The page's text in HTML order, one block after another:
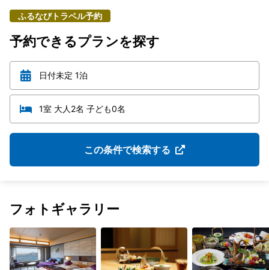
ふるなびトラベル予約
予約できるプランを探す
日付未定 1泊
1室 大人2名 子ども0名
この条件で検索する
フォトギャラリー